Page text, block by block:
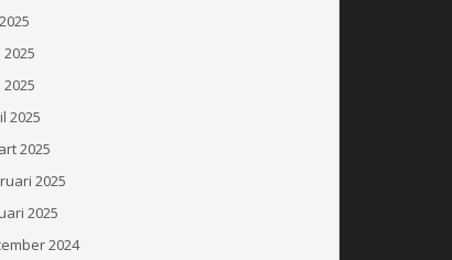
2025
2025
2025
2025
2025
2024